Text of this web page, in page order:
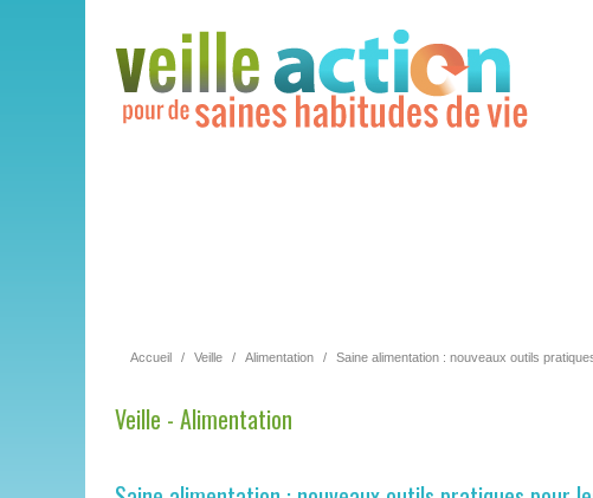
Accueil / Veille / Alimentation / Saine alimentation : nouveaux outils
Veille - Alimentation